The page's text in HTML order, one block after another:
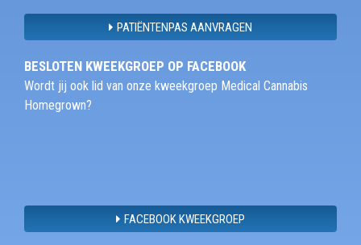
PATIËNTENPAS AANVRAGEN
BESLOTEN KWEEKGROEP OP FACEBOOK
Wordt jij ook lid van onze kweekgroep Medical Cannabis
Homegrown?
FACEBOOK KWEEKGROEP